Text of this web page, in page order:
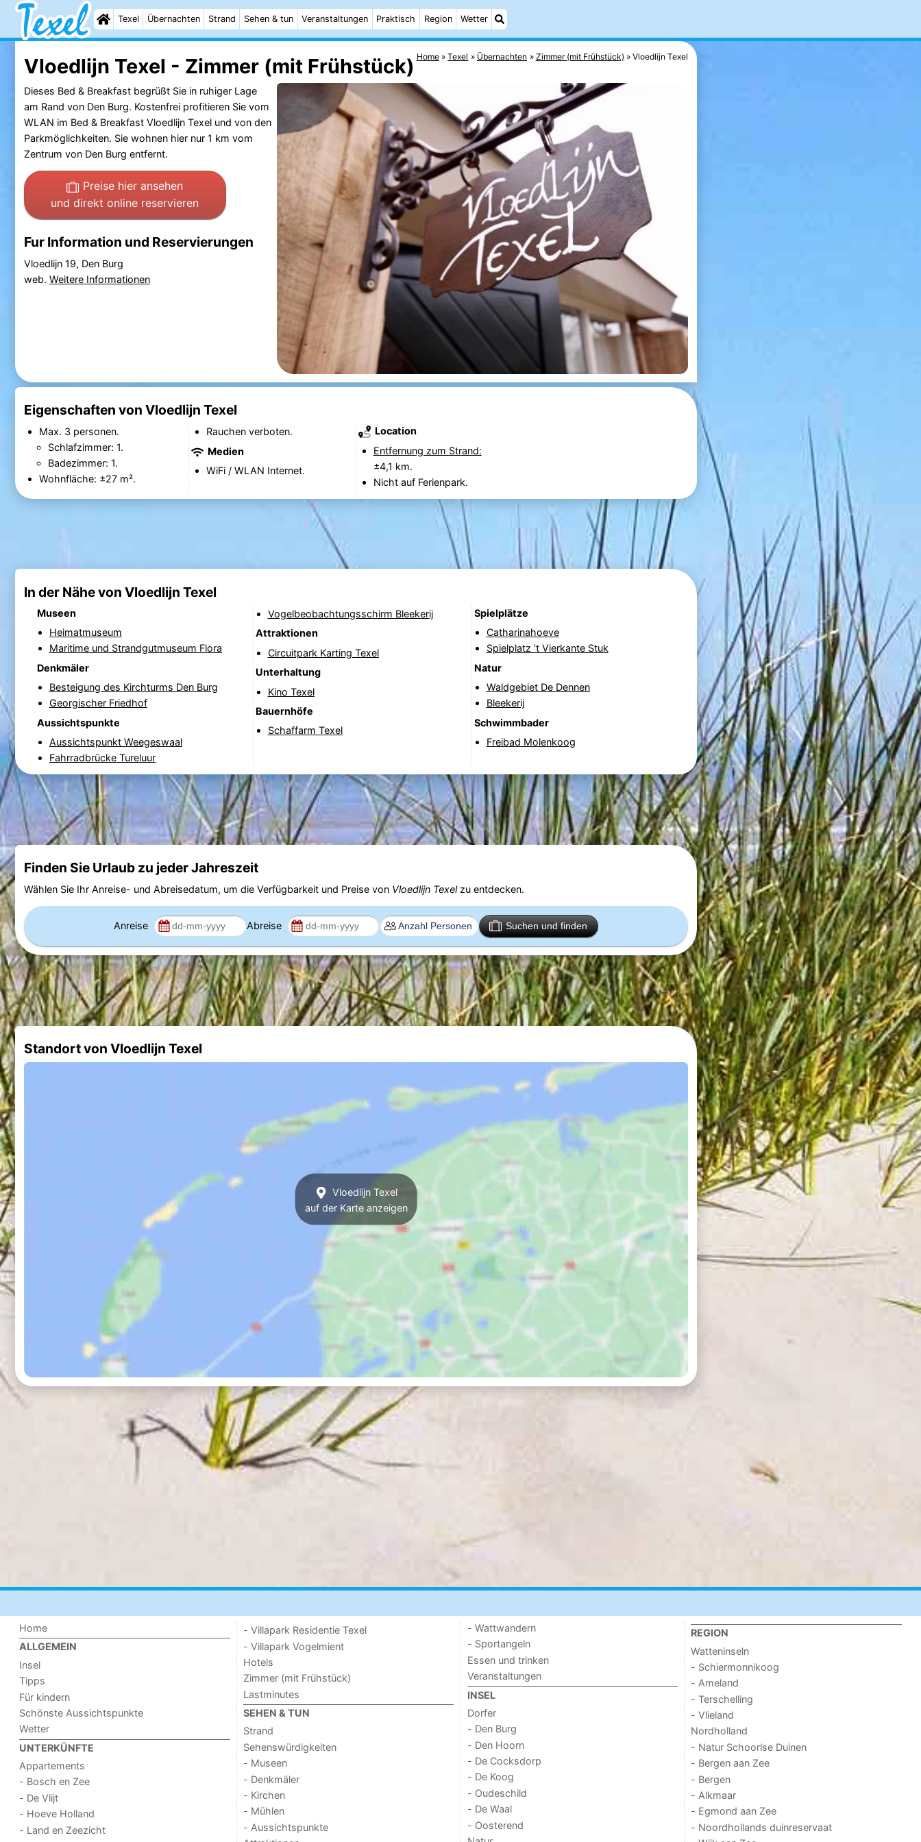
Texel Übernachten Strand Sehen & tun Veranstaltungen Praktisch Region Wetter
Home Texel Übernachten Zimmer (mit Frühstück) Vloedlijn Texel
Vloedlijn Texel - Zimmer (mit Frühstück)
Dieses Bed & Breakfast begrüßt Sie in ruhiger Lage
am Rand von Den Burg. Kostenfrei profitieren Sie vom
WLAN im Bed & Breakfast Vloedlijn Texel und von den
Parkmöglichkeiten. Sie wohnen hier nur 1 km vom
Zentrum von Den Burg entfernt.
Preise hier ansehen
und direkt online reservieren
Fur Information und Reservierungen
Vloedlijn 19, Den Burg
web. Weitere Informationen
Eigenschaften von Vloedlijn Texel
Max. 3 personen.
Schlafzimmer: 1.
Badezimmer: 1.
Wohnfläche: ±27 m².
Rauchen verboten.
Medien
WiFi / WLAN Internet.
Location
Entfernung zum Strand:
±4,1 km.
Nicht auf Ferienpark.
In der Nähe von Vloedlijn Texel
Museen
Heimatmuseum
Maritime und Strandgutmuseum Flora
Denkmäler
Besteigung des Kirchturms Den Burg
Georgischer Friedhof
Aussichtspunkte
Aussichtspunkt Weegeswaal
Fahrradbrücke Tureluur
Vogelbeobachtungsschirm Bleekerij
Attraktionen
Circuitpark Karting Texel
Unterhaltung
Kino Texel
Bauernhöfe
Schaffarm Texel
Spielplätze
Catharinahoeve
Spielplatz ’t Vierkante Stuk
Natur
Waldgebiet De Dennen
Bleekerij
Schwimmbader
Freibad Molenkoog
Finden Sie Urlaub zu jeder Jahreszeit
Wählen Sie Ihr Anreise- und Abreisedatum, um die Verfügbarkeit und Preise von Vloedlijn Texelzu entdecken.
Anreise Abreise Suchen und finden
Standort von Vloedlijn Texel
Vloedlijn Texel
auf der Karte anzeigen
Home
ALLGEMEIN
Insel
Tipps
Für kindern
Schönste Aussichtspunkte
Wetter
UNTERKÜNFTE
Appartements
- Bosch en Zee
- De Vlijt
- Hoeve Holland
- Land en Zeezicht
- Villapark Residentie Texel
- Villapark Vogelmient
Hotels
Zimmer (mit Frühstück)
Lastminutes
SEHEN & TUN
Strand
Sehenswürdigkeiten
- Museen
- Denkmäler
- Kirchen
- Mühlen
- Aussichtspunkte
- Wattwandern
- Sportangeln
Essen und trinken
Veranstaltungen
INSEL
Dorfer
- Den Burg
- Den Hoorn
- De Cocksdorp
- De Koog
- Oudeschild
- De Waal
- Oosterend
REGION
Watteninseln
- Schiermonnikoog
- Ameland
- Terschelling
- Vlieland
Nordholland
- Natur Schoorlse Duinen
- Bergen aan Zee
- Bergen
- Alkmaar
- Egmond aan Zee
- Noordhollands duinreservaat